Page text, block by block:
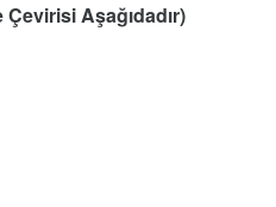
Çevirisi Aşağıdadır)